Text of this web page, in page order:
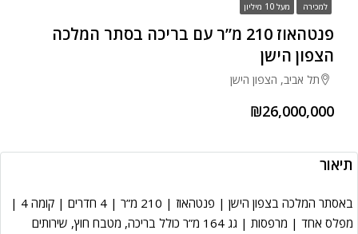
למכירה מעל 10 מיליון
פנטהאוז 210 מ”ר עם בריכה בסתר המלכה
הצפון הישן
תל אביב, הצפון הישן
₪26,000,000
תיאור
באסתר המלכה בצפון הישן | פנטהאוז | 210 מ”ר | 4 חדרים | קומה 4 |
מפלס אחד | מרפסות | גג 164 מ”ר כולל בריכה, מטבח חוץ, שירותים